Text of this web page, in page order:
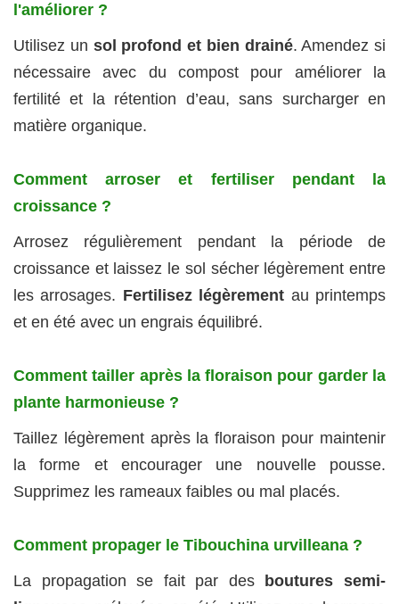
l'améliorer ?
Utilisez un sol profond et bien drainé. Amendez si
nécessaire avec du compost pour améliorer la
fertilité et la rétention d’eau, sans surcharger en
matière organique.
Comment arroser et fertiliser pendant la
croissance ?
Arrosez régulièrement pendant la période de
croissance et laissez le sol sécher légèrement entre
les arrosages. Fertilisez légèrement au printemps
et en été avec un engrais équilibré.
Comment tailler après la floraison pour garder la
plante harmonieuse ?
Taillez légèrement après la floraison pour maintenir
la forme et encourager une nouvelle pousse.
Supprimez les rameaux faibles ou mal placés.
Comment propager le Tibouchina urvilleana ?
La propagation se fait par des
boutures semi-